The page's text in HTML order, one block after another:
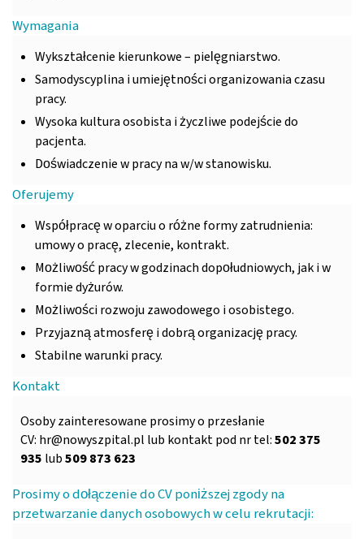
Wymagania
Wykształcenie kierunkowe – pielęgniarstwo.
Samodyscyplina i umiejętności organizowania czasu
pracy.
Wysoka kultura osobista i życzliwe podejście do
pacjenta.
Doświadczenie w pracy na w/w stanowisku.
Oferujemy
Współpracę w oparciu o różne formy zatrudnienia:
umowy o pracę, zlecenie, kontrakt.
Możliwość pracy w godzinach dopołudniowych, jak i w
formie dyżurów.
Możliwości rozwoju zawodowego i osobistego.
Przyjazną atmosferę i dobrą organizację pracy.
Stabilne warunki pracy.
Kontakt
Osoby zainteresowane prosimy o przesłanie
CV: hr@nowyszpital.pl lub kontakt pod nr tel:502 375
935 lub509 873 623
Prosimy o dołączenie do CV poniższej zgody na
przetwarzanie danych osobowych w celu rekrutacji: